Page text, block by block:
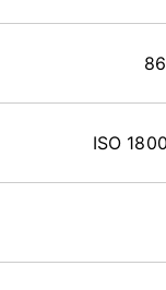
ISO